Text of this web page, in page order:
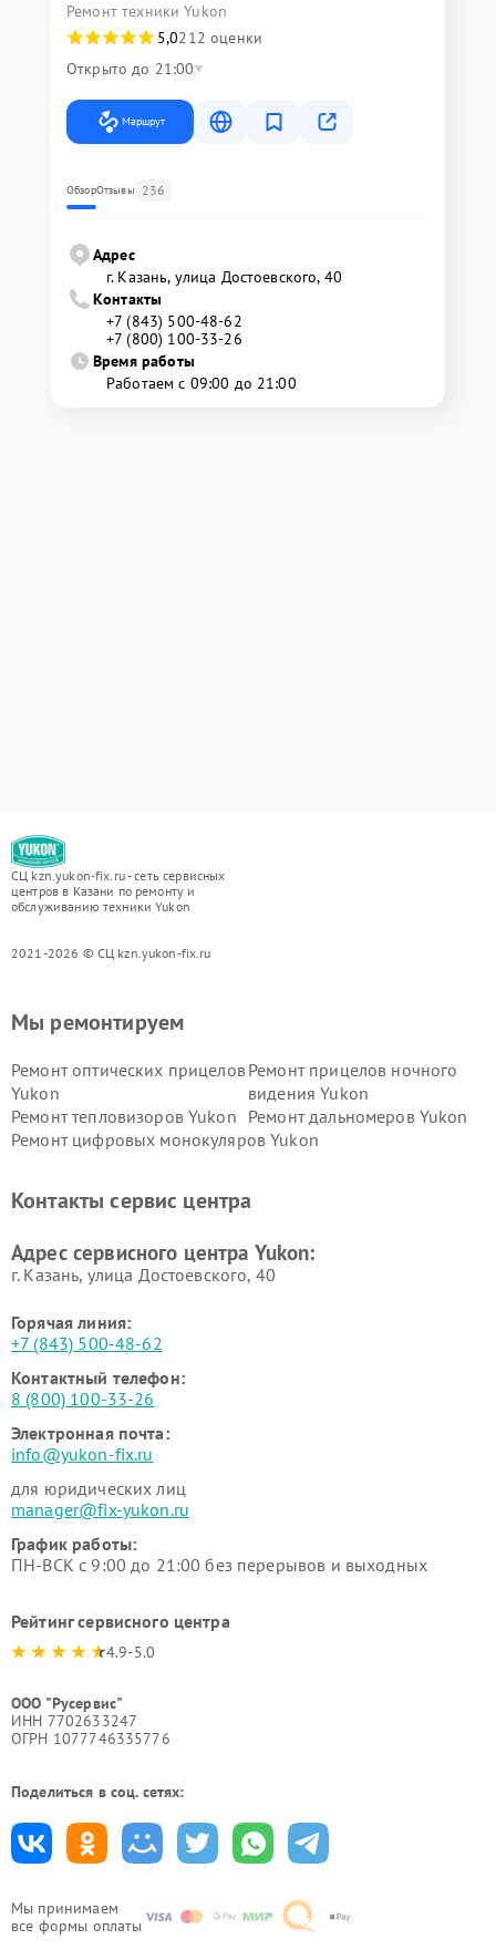
Ремонт техники Yukon
5,0212 оценки
Открыто до 21:00
Маршрут
ОбзорОтзывы 236
Адрес
г. Казань, улица Достоевского, 40
Контакты
+7 (843) 500-48-62
+7 (800) 100-33-26
Время работы
Работаем с 09:00 до 21:00
СЦ kzn.yukon-fix.ru - сеть сервисных
центров в Казани по ремонту и
обслуживанию техники Yukon
2021-2026 © СЦ kzn.yukon-fix.ru
Мы принимаем
все формы оплаты
Мы ремонтируем
Ремонт оптических прицелов
Yukon
Ремонт прицелов ночного
видения Yukon
Ремонт тепловизоров Yukon Ремонт дальномеров Yukon
Ремонт цифровых монокуляров Yukon
Контакты сервис центра
Адрес сервисного центра Yukon:
г. Казань, улица Достоевского, 40
Горячая линия:
+7 (843) 500-48-62
Контактный телефон:
8 (800) 100-33-26
Электронная почта:
info@yukon-fix.ru
для юридических лиц
manager@fix-yukon.ru
График работы:
ПН-ВСК с 9:00 до 21:00 без перерывов и выходных
Рейтинг сервисного центра
4.9-5.0
ООО "Русервис"
ИНН 7702633247
ОГРН 1077746335776
Поделиться в соц. сетях: